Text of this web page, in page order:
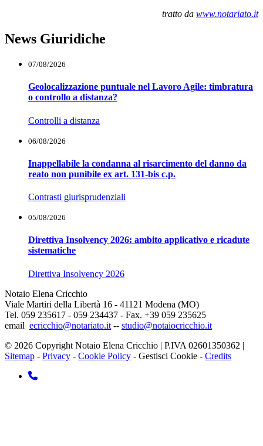
tratto da www.notariato.it
News Giuridiche
07/08/2026
Geolocalizzazione puntuale nel Lavoro Agile: timbratura
o controllo a distanza?
Controlli a distanza
06/08/2026
Inappellabile la condanna al risarcimento del danno da
reato non punibile ex art. 131-bis c.p.
Contrasti giurisprudenziali
05/08/2026
Direttiva Insolvency 2026: ambito applicativo e ricadute
sistematiche
Direttiva Insolvency 2026
Notaio Elena Cricchio
Viale Martiri della Libertà 16 - 41121 Modena (MO)
Tel. 059 235617 - 059 234437 - Fax. +39 059 235625
email ecricchio@notariato.it -- studio@notaiocricchio.it
© 2026 Copyright Notaio Elena Cricchio | P.IVA 02601350362 |
Sitemap - Privacy - Cookie Policy - Gestisci Cookie - Credits